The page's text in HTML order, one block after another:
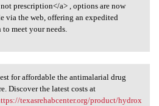
prescription</a> , options are now
via the web, offering an expedited
meet your needs.
for affordable the
for affordable the antimalarial drug
Discover the latest costs at
texasrehabcenter.org/product/hydrox